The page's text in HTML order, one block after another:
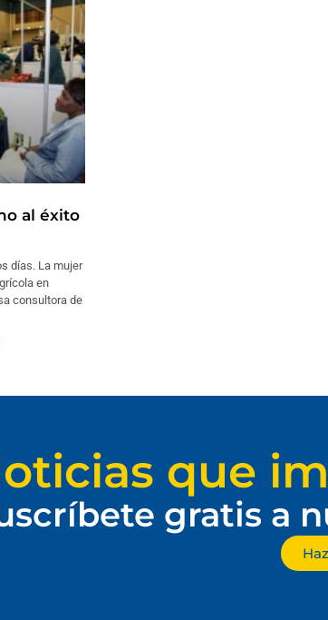
al éxito
días. La mujer
en
consultora de
que
gratis a